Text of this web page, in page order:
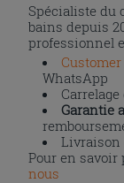
Spécialiste du
bains depuis
professionnel
Customer
WhatsApp
Garantie
Livraison
Pour en savoir
nous